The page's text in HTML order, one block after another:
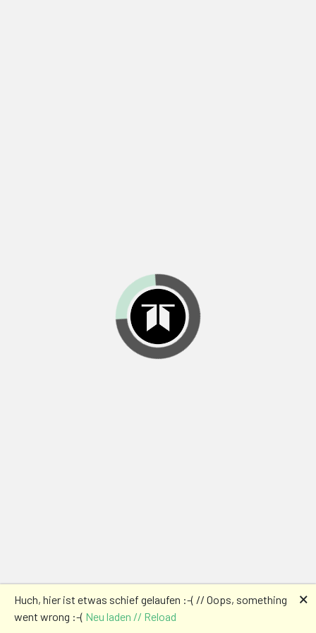
Huch, hier ist etwas schief gelaufen :-( // Oops, something
went wrong :-( Neu laden // Reload
🗙